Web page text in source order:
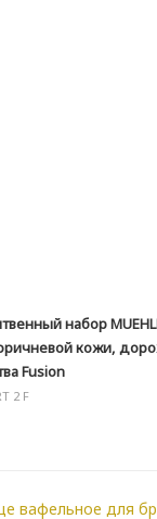
набор
кожи,
Fusion
2 F